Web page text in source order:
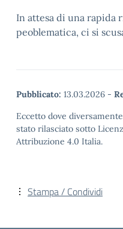
In attesa di una rapida
peoblematica, ci si
Pubblicato: 13.03.2026 -
Eccetto dove
stato rilasciato sotto
Attribuzione 4.0 Italia.
Stampa / Condividi